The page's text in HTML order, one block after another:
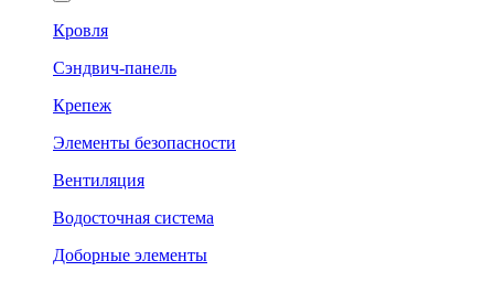
Кровля
Сэндвич-панель
Крепеж
Элементы безопасности
Вентиляция
Водосточная система
Доборные элементы